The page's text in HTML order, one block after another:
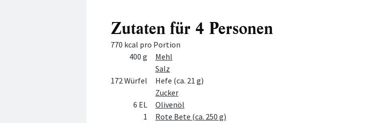
Zutaten für 4 Personen
770 kcal pro Portion
MengeZutat
400 g
Mehl
Salz
172 Würfel
Hefe (ca. 21 g)
Zucker
6 EL
Olivenöl
1
Rote Bete (ca. 250 g)